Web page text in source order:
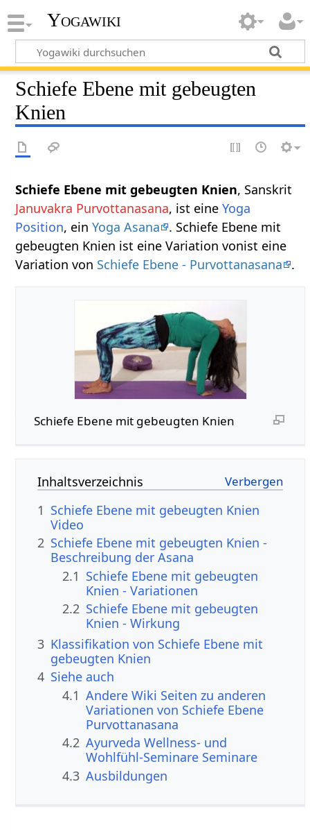
Yogawiki
Schiefe Ebene mit gebeugten
Knien
Schiefe Ebene mit gebeugten Knien, Sanskrit
Januvakra Purvottanasana, ist eineYoga
Position, einYoga Asana
. Schiefe Ebene mit
gebeugten Knien ist eine Variation vonist eine
Variation von Schiefe Ebene - Purvottanasana .
Schiefe Ebene mit gebeugten Knien
Inhaltsverzeichnis
1 Schiefe Ebene mit gebeugten Knien
Video
2 Schiefe Ebene mit gebeugten Knien -
Beschreibung der Asana
2.1 Schiefe Ebene mit gebeugten
Knien - Variationen
2.2 Schiefe Ebene mit gebeugten
Knien - Wirkung
3 Klassifikation von Schiefe Ebene mit
gebeugten Knien
4 Siehe auch
4.1 Andere Wiki Seiten zu anderen
Variationen von Schiefe Ebene
Purvottanasana
4.2 Ayurveda Wellness- und
Wohlfühl-Seminare Seminare
4.3 Ausbildungen